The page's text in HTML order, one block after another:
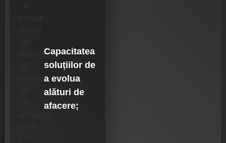
Capacitatea
soluțiilor de
a evolua
alături de
afacere;